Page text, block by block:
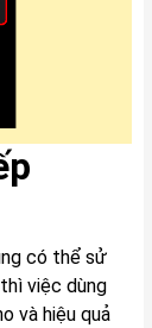
có thể sử
việc dùng
và hiệu quả